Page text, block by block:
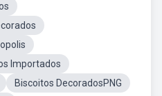
Importados
Biscoitos DecoradosPNG